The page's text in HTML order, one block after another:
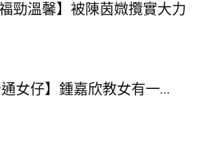
勁溫馨】被陳茵媺攬實大力
通女仔】鍾嘉欣教女有一...